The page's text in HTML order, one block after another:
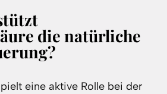
die natürliche
eine aktive Rolle bei der